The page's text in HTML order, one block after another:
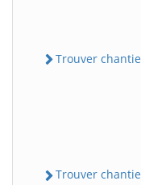
Trouver
Trouver